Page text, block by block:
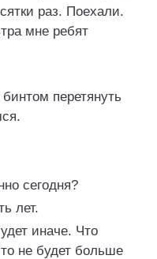
раз. Поехали.
мне ребят
перетянуть
сегодня?
лет.
иначе. Что
не будет больше